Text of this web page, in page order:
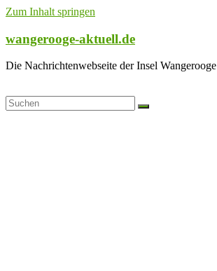
Zum Inhalt springen
wangerooge-aktuell.de
Die Nachrichtenwebseite der Insel Wangerooge